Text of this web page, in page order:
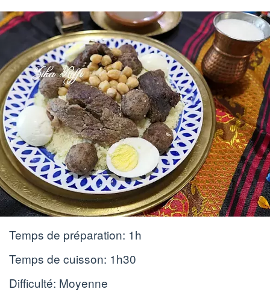
Temps de préparation: 1h
Temps de cuisson: 1h30
Difficulté: Moyenne